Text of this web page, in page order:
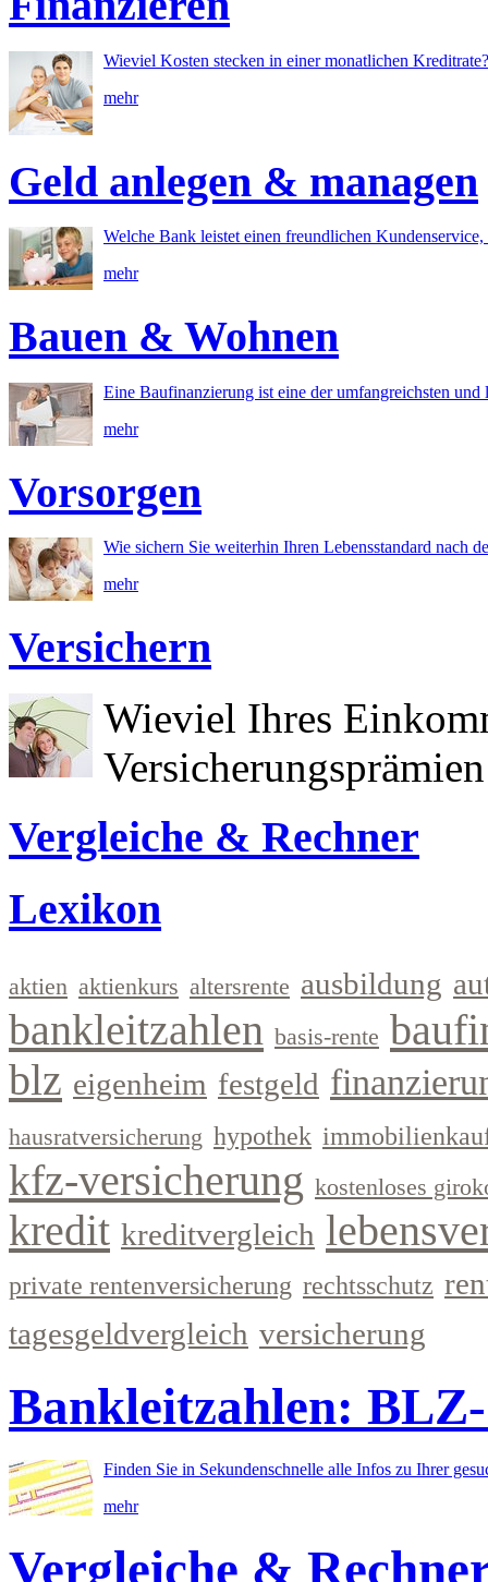
Wieviel Kosten stecken in einer monatlichen
mehr
Geld anlegen & managen
Welche Bank leistet einen freundlichen
mehr
Bauen & Wohnen
Eine Baufinanzierung ist eine der umfangreichsten
mehr
Vorsorgen
Wie sichern Sie weiterhin Ihren Lebensstandard nach
mehr
Versichern
Wieviel Ihres
Vergleiche & Rechner
Lexikon
aktien aktienkurs altersrente ausbildung
bankleitzahlen basis-rente
blz eigenheim festgeld
hausratversicherung hypothek
kfz-versicherung kostenloses
kredit kreditvergleich
private rentenversicherung rechtsschutz
tagesgeldvergleich versicherung
Bankleitzahlen: BLZ-
Finden Sie in Sekundenschnelle alle Infos zu Ihrer
mehr
Vergleiche &